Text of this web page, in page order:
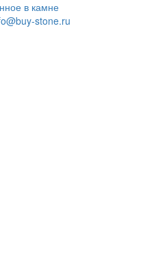
в камне
stone.ru